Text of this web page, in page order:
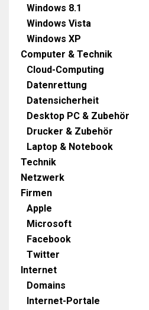
Windows 8.1
Windows Vista
Windows XP
Computer & Technik
Cloud-Computing
Datenrettung
Datensicherheit
Desktop PC & Zubehör
Drucker & Zubehör
Laptop & Notebook
Technik
Netzwerk
Firmen
Apple
Microsoft
Facebook
Twitter
Internet
Domains
Internet-Portale